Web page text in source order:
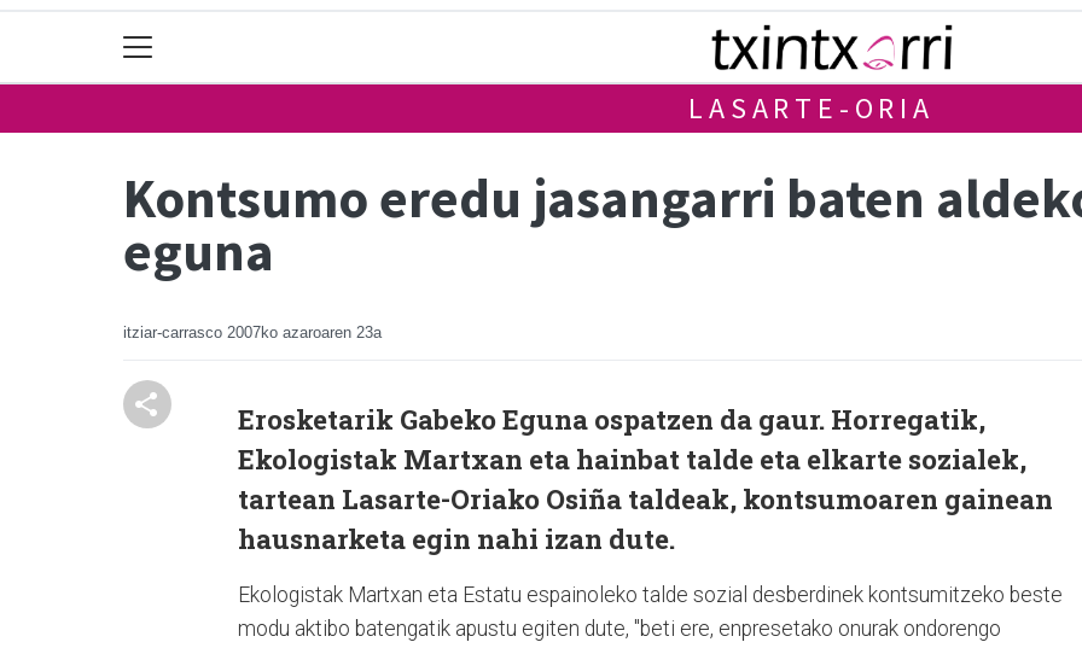
LASARTE-ORIA
Kontsumo eredu jasangarri baten
eguna
itziar-carrasco 2007ko azaroaren 23a
Erosketarik Gabeko Eguna ospatzen da gaur. Horregatik,
Ekologistak Martxan eta hainbat talde eta elkarte sozialek,
tartean Lasarte-Oriako Osiña taldeak, kontsumoaren gainean
hausnarketa egin nahi izan dute.
Ekologistak Martxan eta Estatu espainoleko talde sozial desberdinek kontsumitzeko beste
modu aktibo batengatik apustu egiten dute, "beti ere, enpresetako onurak ondorengo